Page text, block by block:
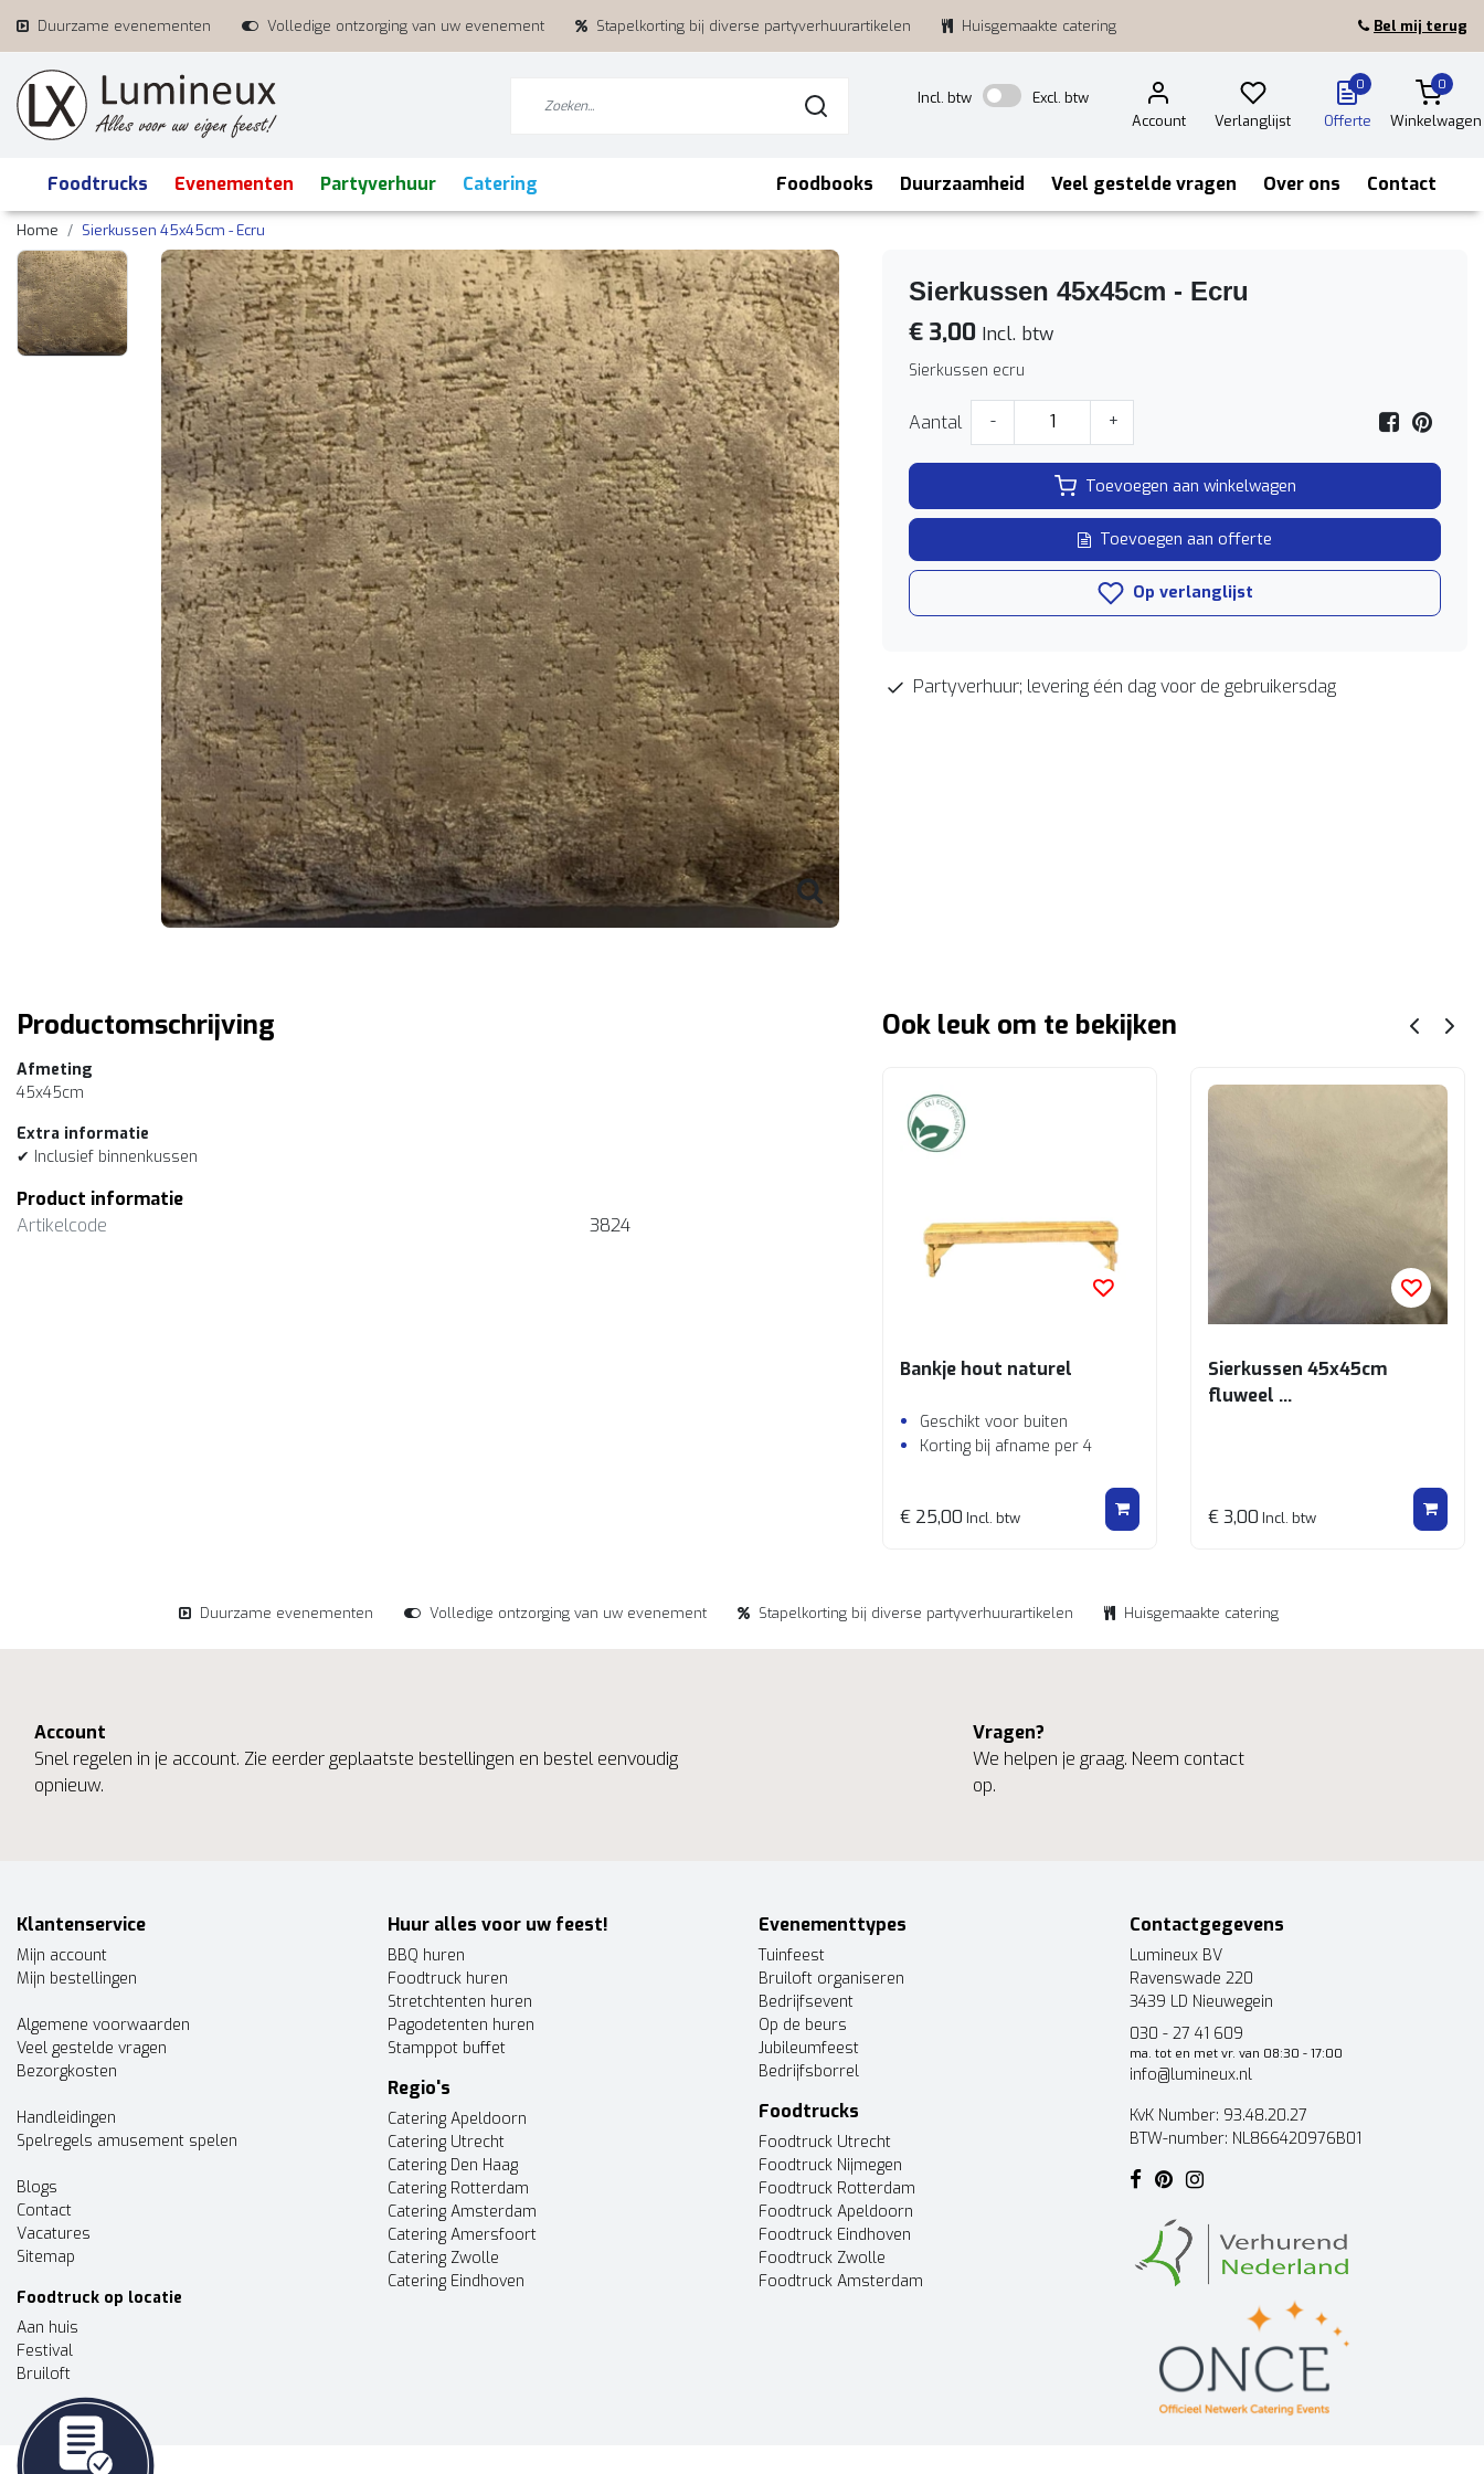
Duurzame evenementen Volledige ontzorging van uw evenement Stapelkorting bij diverse partyverhuurartikelen Huisgemaakte catering Bel mij terug
Incl. btw
Excl. btw
Account
Verlanglijst
0
Offerte
0
Winkelwagen
Foodtrucks Evenementen Partyverhuur Catering Foodbooks Duurzaamheid Veel gestelde vragen Over ons Contact
Home Sierkussen 45x45cm - Ecru
Sierkussen 45x45cm - Ecru
€ 3,00 Incl. btw
Sierkussen ecru
Aantal - +
Toevoegen aan winkelwagen
Toevoegen aan offerte
Op verlanglijst
Partyverhuur; levering één dag voor de gebruikersdag
Productomschrijving
Afmeting
45x45cm
Extra informatie
✔ Inclusief binnenkussen
Product informatie
Artikelcode
3824
Ook leuk om te bekijken
Bankje hout naturel
Geschikt voor buiten
Korting bij afname per 4
€ 25,00 Incl. btw
Sierkussen 45x45cm
fluweel
€ 3,00 Incl. btw
Duurzame evenementen Volledige ontzorging van uw evenement Stapelkorting bij diverse partyverhuurartikelen Huisgemaakte catering
Account
Snel regelen in je account. Zie eerder geplaatste bestellingen en bestel eenvoudig
opnieuw.
Vragen?
We helpen je graag. Neem contact
op.
Klantenservice
Mijn account
Mijn bestellingen
Algemene voorwaarden
Veel gestelde vragen
Bezorgkosten
Handleidingen
Spelregels amusement spelen
Blogs
Contact
Vacatures
Sitemap
Foodtruck op locatie
Aan huis
Festival
Bruiloft
Huur alles voor uw feest!
BBQ huren
Foodtruck huren
Stretchtenten huren
Pagodetenten huren
Stamppot buffet
Regio's
Catering Apeldoorn
Catering Utrecht
Catering Den Haag
Catering Rotterdam
Catering Amsterdam
Catering Amersfoort
Catering Zwolle
Catering Eindhoven
Evenementtypes
Tuinfeest
Bruiloft organiseren
Bedrijfsevent
Op de beurs
Jubileumfeest
Bedrijfsborrel
Foodtrucks
Foodtruck Utrecht
Foodtruck Nijmegen
Foodtruck Rotterdam
Foodtruck Apeldoorn
Foodtruck Eindhoven
Foodtruck Zwolle
Foodtruck Amsterdam
Contactgegevens
Lumineux BV
Ravenswade 220
3439 LD Nieuwegein
030 - 27 41 609
ma. tot en met vr. van 08:30 - 17:00
info@lumineux.nl
KvK Number: 93.48.20.27
BTW-number: NL866420976B01